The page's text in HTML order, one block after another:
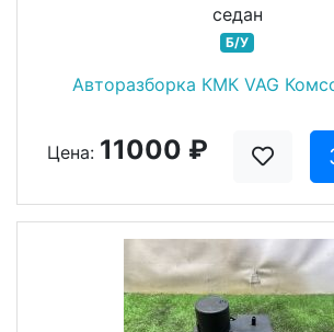
седан
Б/У
Авторазборка КМК VAG
Цена: 11000 ₽